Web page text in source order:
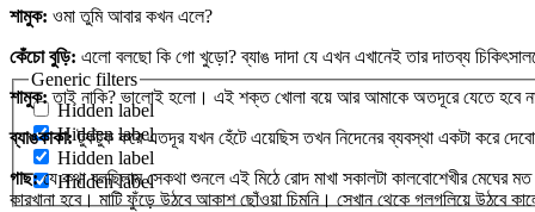
Generic filters
Hidden label
Hidden label
Hidden label
Hidden label
শামুক: ওমা তুমি আবার কখন এলে?
কেঁচো বুড়ি: এলো বলছো কি গো খুড়ো? ব্যাঙ দাদা যে এখন এখানেই তার দাতব্য
শামুক:তাই নাকি? ভালোই হলো। এই শক্ত খোলা বয়ে আর আমাকে অতদূরে যেতে হবে
ব্যাঙকাকা:টুকটুক করে এতদূর যখন হেঁটে এয়েছিস তখন নিদেনের ব্যবস্থা একটা করে
গাছ:যে কথা বলছিলাম সেকথা শুনলে এই মিঠে রোদ মাখা সকালটা কালবোশেখীর
কারখানা হবে। মাটি ফুঁড়ে উঠবে আকাশ ছোঁওয়া চিমনি। সেখান থেকে গলগলিয়ে উঠবে